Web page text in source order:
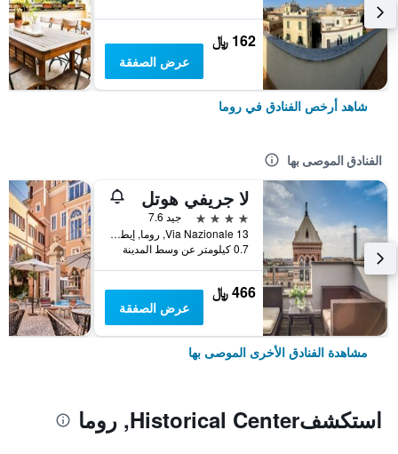
162 ﷼
عرض الصفقة
شاهد أرخص الفنادق في روما
الفنادق الموصى بها
لا جريفي هوتل
4 نجوم
جيد 7.6
Via Nazionale 13, روما, إيطاليا
0.7 كيلومتر عن وسط المدينة
466 ﷼
عرض الصفقة
مشاهدة الفنادق الأخرى الموصى بها
استكشفHistorical Center, روما